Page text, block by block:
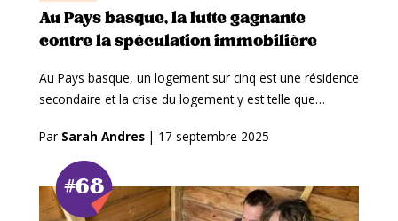
Au Pays basque, la lutte gagnante
contre la spéculation immobilière
Au Pays basque, un logement sur cinq est une résidence
secondaire et la crise du logement y est telle que…
Par Sarah Andres | 17 septembre 2025
#68